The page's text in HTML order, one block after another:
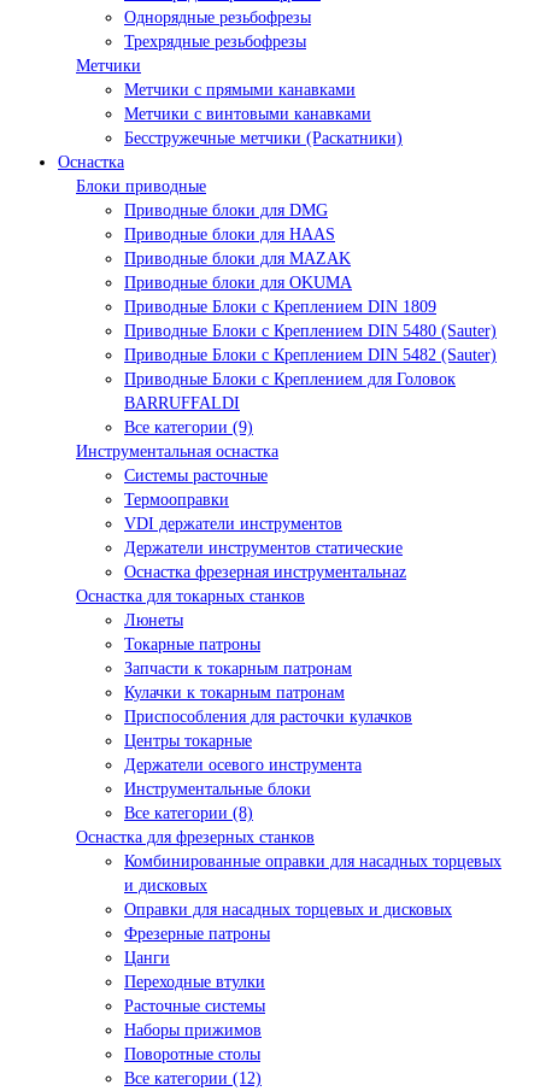
Однорядные резьбофрезы
Трехрядные резьбофрезы
Метчики
Метчики с прямыми канавками
Метчики с винтовыми канавками
Бесстружечные метчики (Раскатники)
Оснастка
Блоки приводные
Приводные блоки для DMG
Приводные блоки для HAAS
Приводные блоки для MAZAK
Приводные блоки для OKUMA
Приводные Блоки с Креплением DIN 1809
Приводные Блоки с Креплением DIN 5480 (Sauter)
Приводные Блоки с Креплением DIN 5482 (Sauter)
Приводные Блоки с Креплением для Головок
BARRUFFALDI
Все категории (9)
Инструментальная оснастка
Системы расточные
Термооправки
VDI держатели инструментов
Держатели инструментов статические
Оснастка фрезерная инструментальнаz
Оснастка для токарных станков
Люнеты
Токарные патроны
Запчасти к токарным патронам
Кулачки к токарным патронам
Приспособления для расточки кулачков
Центры токарные
Держатели осевого инструмента
Инструментальные блоки
Все категории (8)
Оснастка для фрезерных станков
Комбинированные оправки для насадных торцевых
и дисковых
Оправки для насадных торцевых и дисковых
Фрезерные патроны
Цанги
Переходные втулки
Расточные системы
Наборы прижимов
Поворотные столы
Все категории (12)